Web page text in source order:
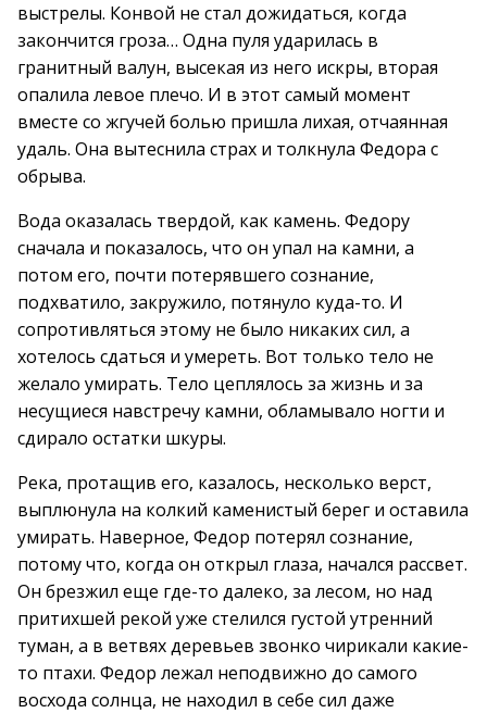
выстрелы. Конвой не стал дожидаться, когда
закончится гроза… Одна пуля ударилась в
гранитный валун, высекая из него искры, вторая
опалила левое плечо. И в этот самый момент
вместе со жгучей болью пришла лихая, отчаянная
удаль. Она вытеснила страх и толкнула Федора с
обрыва.
Вода оказалась твердой, как камень. Федору
сначала и показалось, что он упал на камни, а
потом его, почти потерявшего сознание,
подхватило, закружило, потянуло куда-то. И
сопротивляться этому не было никаких сил, а
хотелось сдаться и умереть. Вот только тело не
желало умирать. Тело цеплялось за жизнь и за
несущиеся навстречу камни, обламывало ногти и
сдирало остатки шкуры.
Река, протащив его, казалось, несколько верст,
выплюнула на колкий каменистый берег и оставила
умирать. Наверное, Федор потерял сознание,
потому что, когда он открыл глаза, начался рассвет.
Он брезжил еще где-то далеко, за лесом, но над
притихшей рекой уже стелился густой утренний
туман, а в ветвях деревьев звонко чирикали какие-
то птахи. Федор лежал неподвижно до самого
восхода солнца, не находил в себе сил даже